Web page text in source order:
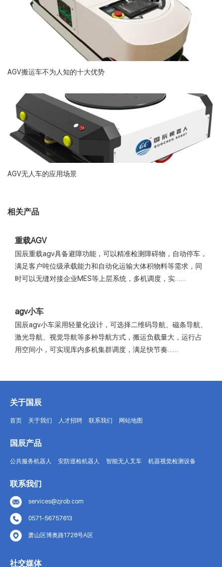
AGV搬运车不为人知的十大优势
AGV无人车的应用场景
相关产品
重载AGV
国辰重载agv具备避障功能，可以精准检测障碍物，自动停车，
满足客户吨位级承载能力和自动化运输大体积物料等需求，同
时可以无缝对接企业MES等上层系统，多机调度，实……
agv小车
国辰agv小车采用轻量化设计，可选择二维码导航、磁条导航、
激光导航、视觉导航等多种导航方式，搬运负载量大，运行占
用空间小，可实现库内多机集群调度，满足快节奏……
关于国辰
首页 关于我们 人才招聘 联系我们 网站地图
国辰产品
公共服务机器人 安防巡检机器人 智能无人叉车 机器视觉检测设备
联系我们
services@zjrob.com
0571-56757613
萧山区博奥路1728号A区
社交媒体